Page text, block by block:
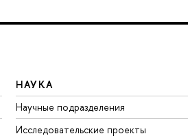
НАУКА
Научные подразделения
Исследовательские проекты